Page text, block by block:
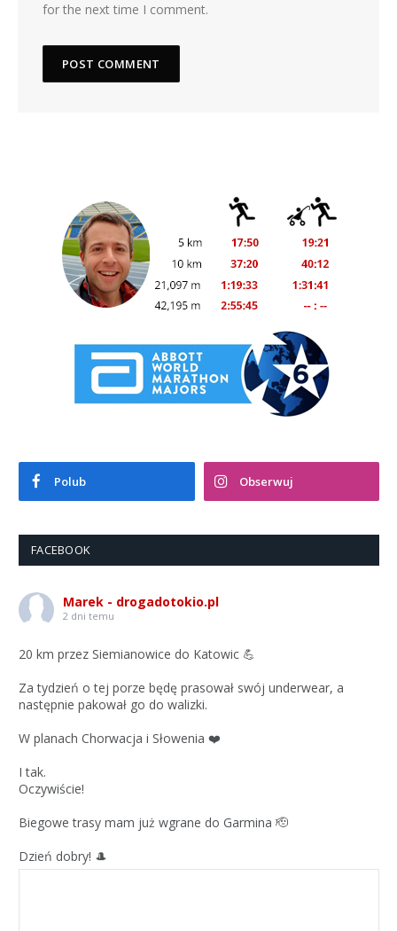
for the next time I comment.
Polub Obserwuj
FACEBOOK
Marek - drogadotokio.pl
2 dni temu
20 km przez Siemianowice do Katowic 💪
Za tydzień o tej porze będę prasował swój underwear, a
następnie pakował go do walizki.
W planach Chorwacja i Słowenia ❤️
I tak.
Oczywiście!
Biegowe trasy mam już wgrane do Garmina 🫡
Dzień dobry! 🎩